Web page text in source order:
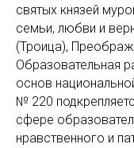
святых князей
семьи, любви и
(Троица),
Образовательная
основ
№ 220
сфере
нравственного и